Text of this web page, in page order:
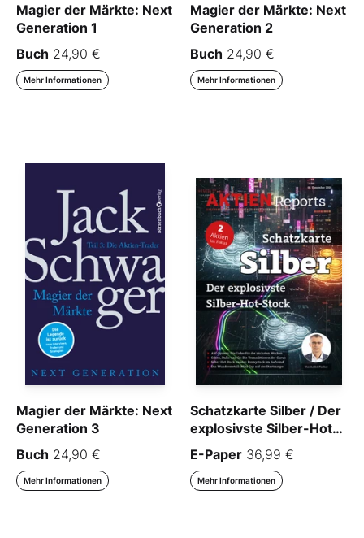
Magier der Märkte: Next
Generation 1
Buch 24,90 €
Mehr Informationen
Magier der Märkte: Next
Generation 2
Buch 24,90 €
Mehr Informationen
Magier der Märkte: Next
Generation 3
Buch 24,90 €
Mehr Informationen
Schatzkarte Silber / Der
explosivste Silber-Hot-
Stock
E-Paper 36,99 €
Mehr Informationen